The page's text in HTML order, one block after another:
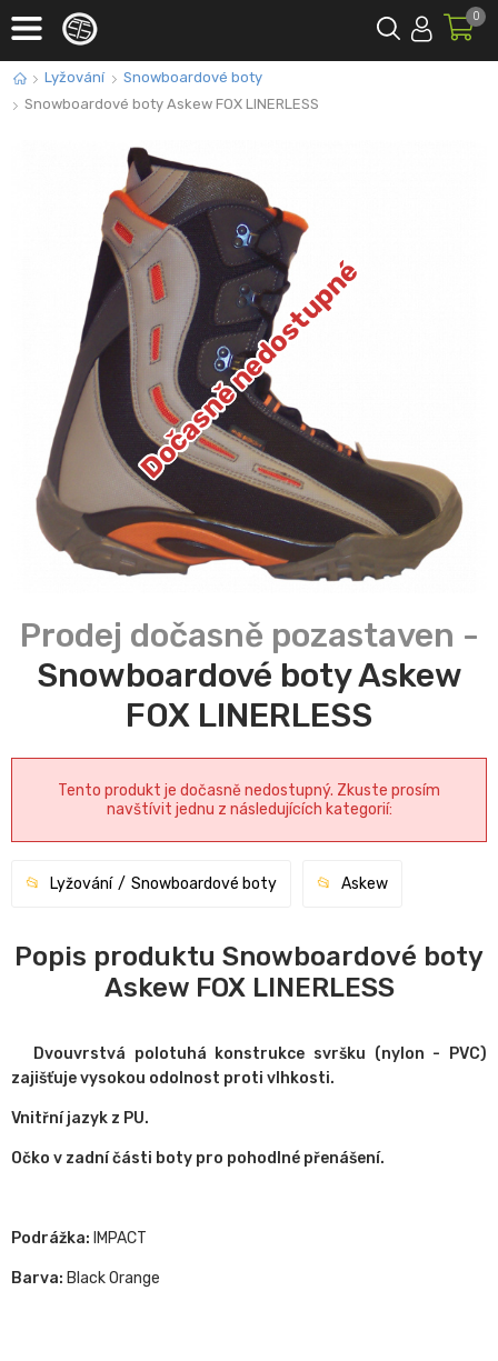
0
Lyžování
Snowboardové boty
Snowboardové boty Askew FOX LINERLESS
Dočasně nedostupné
Snowboardové boty Askew
FOX LINERLESS
Tento produkt je dočasně nedostupný. Zkuste prosím
navštívit jednu z následujících kategorií:
Lyžování Snowboardové boty Askew
Popis produktu Snowboardové boty
Askew FOX LINERLESS
Dvouvrstvá polotuhá konstrukce svršku (nylon - PVC)
zajišťuje vysokou odolnost proti vlhkosti.
Vnitřní jazyk z PU.
Očko v zadní části boty pro pohodlné přenášení.
Podrážka: IMPACT
Barva: Black Orange